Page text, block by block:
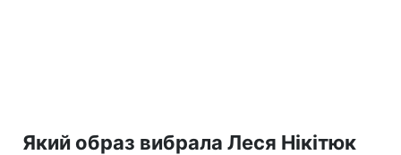
Який образ вибрала Леся Нікітюк